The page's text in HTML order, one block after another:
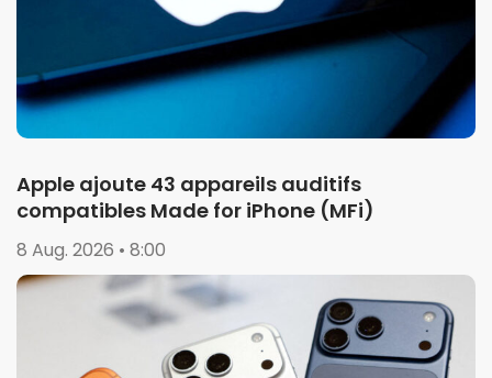
Apple ajoute 43 appareils auditifs
compatibles Made for iPhone (MFi)
8 Aug. 2026 • 8:00